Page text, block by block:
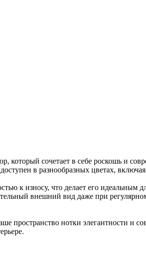
сочетает в себе роскошь и
в разнообразных цветах, включая
к износу, что делает его идеальным
внешний вид даже при
нотки элегантности и